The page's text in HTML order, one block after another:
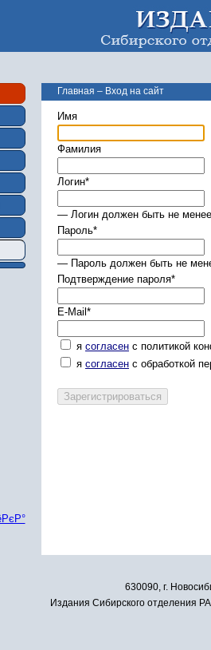
Главная – Вход на сайт
Имя
Фамилия
Логин*
— Логин должен быть не
Пароль*
— Пароль должен быть не
Подтверждение пароля*
E-Mail *
я согласен с политикой
я согласен с обработкой
630090, г.
Издания Сибирского отделения